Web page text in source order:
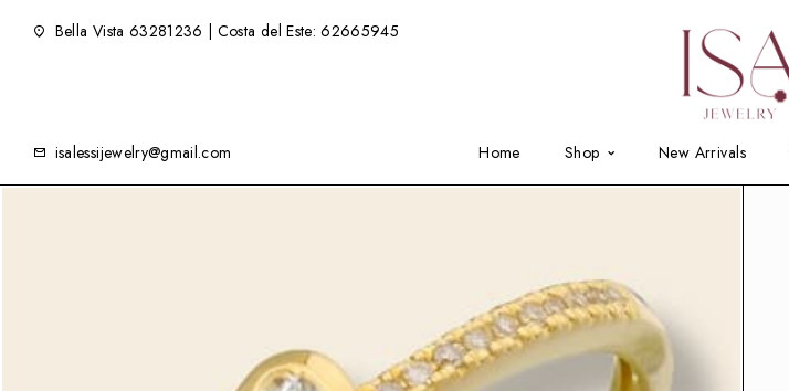
Bella Vista 63281236 | Costa del Este: 62665945
isalessijewelry@gmail.com Home Shop New Arrivals